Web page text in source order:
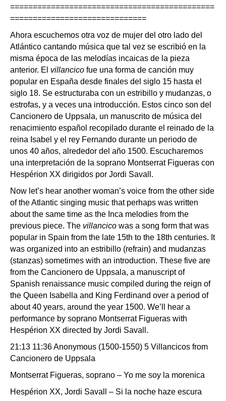
=============================================
==============================
Ahora escuchemos otra voz de mujer del otro lado del
Atlántico cantando música que tal vez se escribió en la
misma época de las melodías incaicas de la pieza
anterior. El villancico fue una forma de canción muy
popular en España desde finales del siglo 15 hasta el
siglo 18. Se estructuraba con un estribillo y mudanzas, o
estrofas, y a veces una introducción. Estos cinco son del
Cancionero de Uppsala, un manuscrito de música del
renacimiento español recopilado durante el reinado de la
reina Isabel y el rey Fernando durante un periodo de
unos 40 años, alrededor del año 1500. Escucharemos
una interpretación de la soprano Montserrat Figueras con
Hespérion XX dirigidos por Jordi Savall.
Now let’s hear another woman’s voice from the other side
of the Atlantic singing music that perhaps was written
about the same time as the Inca melodies from the
previous piece. The villancico was a song form that was
popular in Spain from the late 15th to the 18th centuries. It
was organized into an estribillo (refrain) and mudanzas
(stanzas) sometimes with an introduction. These five are
from the Cancionero de Uppsala, a manuscript of
Spanish renaissance music compiled during the reign of
the Queen Isabella and King Ferdinand over a period of
about 40 years, around the year 1500. We’ll hear a
performance by soprano Montserrat Figueras with
Hespérion XX directed by Jordi Savall.
21:13 11:36 Anonymous (1500-1550) 5 Villancicos from
Cancionero de Uppsala
Montserrat Figueras, soprano – Yo me soy la morenica
Hespérion XX, Jordi Savall – Si la noche haze escura